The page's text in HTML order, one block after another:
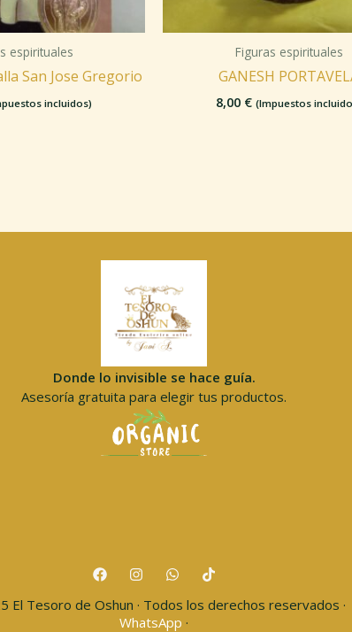
espirituales
San Jose Gregorio
incluidos)
Figuras espirituales
GANESH
8,00 € (Impuestos
Donde lo invisible se hace guía.
Asesoría gratuita para elegir tus productos.
El Tesoro de Oshun · Todos los derechos reservados ·
WhatsApp ·